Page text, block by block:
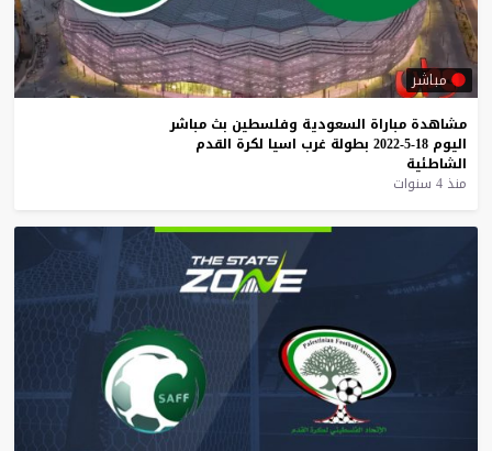
مباشر
مشاهدة مباراة السعودية وفلسطين بث مباشر
اليوم 18-5-2022 بطولة غرب اسيا لكرة القدم
الشاطئية
منذ 4 سنوات